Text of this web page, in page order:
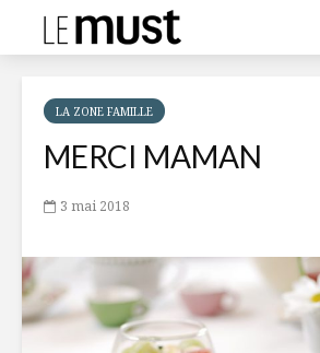
LA ZONE FAMILLE
MERCI MAMAN
3 mai 2018